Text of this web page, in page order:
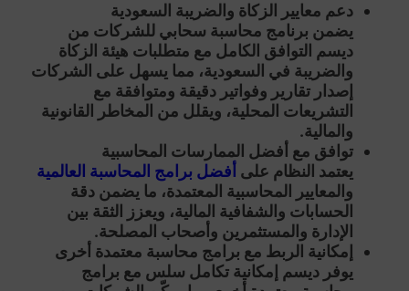
دعم معايير الزكاة والضريبة السعودية
يضمن برنامج محاسبة سحابي للشركات من
ديسم التوافق الكامل مع متطلبات هيئة الزكاة
والضريبة في السعودية، مما يسهل على الشركات
إصدار تقارير وفواتير دقيقة ومتوافقة مع
التشريعات المحلية، ويقلل من المخاطر القانونية
والمالية.
توافق مع أفضل الممارسات المحاسبية
يعتمد النظام على أفضل برامج المحاسبة العالمية
والمعايير المحاسبية المعتمدة، ما يضمن دقة
الحسابات والشفافية المالية، ويعزز الثقة بين
الإدارة والمستثمرين وأصحاب المصلحة.
إمكانية الربط مع برامج محاسبة معتمدة أخرى
يوفر ديسم إمكانية تكامل سلس مع برامج